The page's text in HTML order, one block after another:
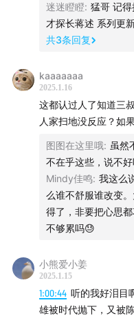
预约咨询的同时，可以
时间轴：
“大拿”警种的没落
尸体处理与刑侦
藏在500片睡衣里
38:38 “你看这具女尸美
决定动手前，凶
迷迷瞪瞪: 猛哥 记得
才探长蒋述 系列更
共3条回复
kaaaaaaa
2025.1.16
这都认过人了知道三
人家扫地没反应？如
图图在这里哦: 虽然
不在乎这些，说不
Mindy佳鸣: 我这么
么谁不舒服谁改变
得了，非要把心思
不够累吗😓
小熊爱小姜
2025.1.15
1:00:44 听的我好泪目
雄被时代抛下，又被